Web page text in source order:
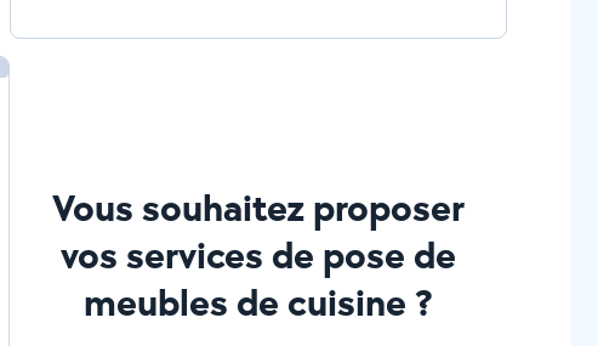
Vous souhaitez proposer
vos services de pose de
meubles de cuisine ?